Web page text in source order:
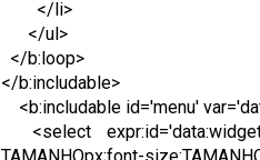
</li>
</ul>
</b:loop>
</b:includable>
<b:includable id='menu'
<select